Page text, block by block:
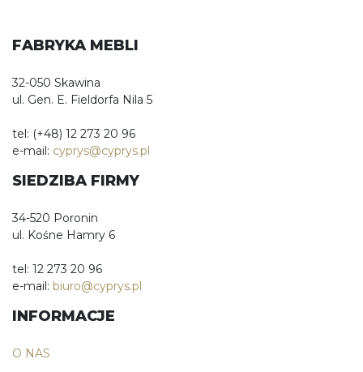
FABRYKA MEBLI
32-050 Skawina
ul. Gen. E. Fieldorfa Nila 5
tel: (+48) 12 273 20 96
e-mail: cyprys@cyprys.pl
SIEDZIBA FIRMY
34-520 Poronin
ul. Kośne Hamry 6
tel: 12 273 20 96
e-mail: biuro@cyprys.pl
INFORMACJE
O NAS